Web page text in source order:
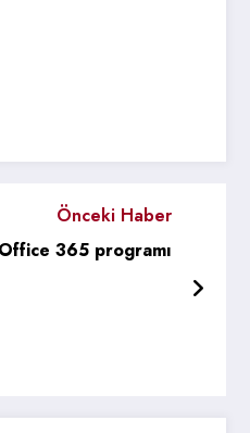
Önceki Haber
365 programı